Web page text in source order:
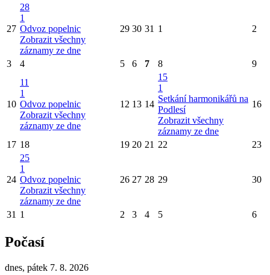
27
28
1
Odvoz popelnic
Zobrazit všechny
záznamy ze dne
29 30 31 1 2
3 4 5 6 7 8 9
10
11
1
Odvoz popelnic
Zobrazit všechny
záznamy ze dne
12 13 14
15
1
Setkání harmonikářů na
Podlesí
Zobrazit všechny
záznamy ze dne
16
17 18 19 20 21 22 23
24
25
1
Odvoz popelnic
Zobrazit všechny
záznamy ze dne
26 27 28 29 30
31 1 2 3 4 5 6
Počasí
dnes, pátek 7. 8. 2026